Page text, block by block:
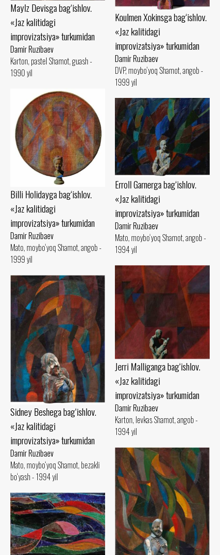
Koulmen Xokinsga bag‘ishlov.
«Jaz kalitidagi
improvizatsiya» turkumidan
Damir Ruzibaev
DVP, moybo‘yoq Shamot, angob -
1999 yil
Maylz Devisga bag‘ishlov.
«Jaz kalitidagi
improvizatsiya» turkumidan
Damir Ruzibaev
Karton, pastel Shamot, guash -
1990 yil
Billi Holidayga bag‘ishlov.
«Jaz kalitidagi
improvizatsiya» turkumidan
Damir Ruzibaev
Mato, moybo‘yoq Shamot, angob -
1999 yil
Erroll Garnerga bag‘ishlov.
«Jaz kalitidagi
improvizatsiya» turkumidan
Damir Ruzibaev
Mato, moybo‘yoq Shamot, angob -
1994 yil
Jerri Malliganga bag‘ishlov.
«Jaz kalitidagi
improvizatsiya» turkumidan
Damir Ruzibaev
Karton, levkas Shamot, angob -
1994 yil
Sidney Beshega bag‘ishlov.
«Jaz kalitidagi
improvizatsiya» turkumidan
Damir Ruzibaev
Mato, moybo‘yoq Shamot, bezakli
bo‘yash - 1994 yil